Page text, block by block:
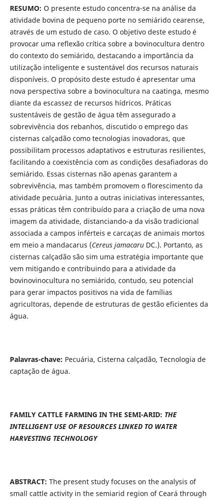
RESUMO: O presente estudo concentra-se na análise da
atividade bovina de pequeno porte no semiárido cearense,
através de um estudo de caso. O objetivo deste estudo é
provocar uma reflexão crítica sobre a bovinocultura dentro
do contexto do semiárido, destacando a importância da
utilização inteligente e sustentável dos recursos naturais
disponíveis. O propósito deste estudo é apresentar uma
nova perspectiva sobre a bovinocultura na caatinga, mesmo
diante da escassez de recursos hídricos. Práticas
sustentáveis de gestão de água têm assegurado a
sobrevivência dos rebanhos, discutido o emprego das
cisternas calçadão como tecnologias inovadoras, que
possibilitam processos adaptativos e estruturas resilientes,
facilitando a coexistência com as condições desafiadoras do
semiárido. Essas cisternas não apenas garantem a
sobrevivência, mas também promovem o florescimento da
atividade pecuária. Junto a outras iniciativas interessantes,
essas práticas têm contribuído para a criação de uma nova
imagem da atividade, distanciando-a da visão tradicional
associada a campos inférteis e carcaças de animais mortos
em meio a mandacarus (Cereus jamacaruDC.). Portanto, as
cisternas calçadão são sim uma estratégia importante que
vem mitigando e contribuindo para a atividade da
bovinovinocultura no semiárido, contudo, seu potencial
para gerar impactos positivos na vida de famílias
agricultoras, depende de estruturas de gestão eficientes da
água.
Palavras-chave: Pecuária, Cisterna calçadão, Tecnologia de
captação de água.
FAMILY CATTLE FARMING IN THE SEMI-ARID: THE
INTELLIGENT USE OF RESOURCES LINKED TO WATER
HARVESTING TECHNOLOGY
ABSTRACT: The present study focuses on the analysis of
small cattle activity in the semiarid region of Ceará through